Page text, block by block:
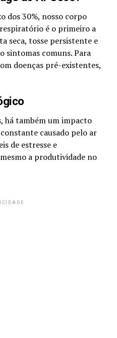
dos 30%, nosso corpo
é o primeiro a
seca, tosse persistente e
sintomas comuns. Para
doenças pré-existentes,
há também um impacto
causado pelo ar
de estresse e
a produtividade no